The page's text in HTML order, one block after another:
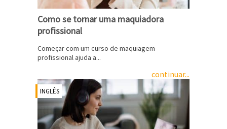
Como se tornar uma maquiadora
profissional
Começar com um curso de maquiagem
profissional ajuda a...
continuar...
INGLÊS